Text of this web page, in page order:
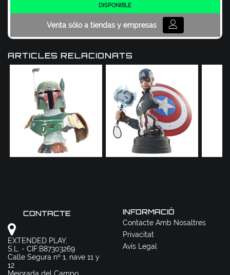
DISPONIBLE
Venta sólo a tiendas y empresas
ARTICLES RELACIONATS
CONTACTE
EXTENDED PLAY,
S.L. - CIF:B87303269
Calle Segura nº 1, nave 11 y
12
INFORMACIÓ
Contacte Amb Nosaltres
Privacitat
Avís Legal